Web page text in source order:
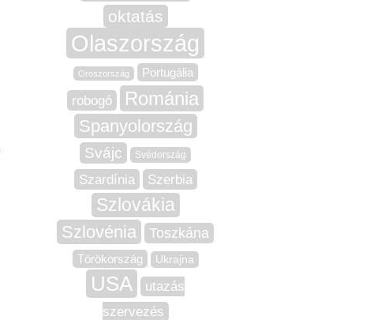
oktatás
Olaszország
Oroszország Portugália
robogó Románia
Spanyolország
Svájc Svédország
Szardínia Szerbia
Szlovákia
Szlovénia
Toszkána
Törökország Ukrajna
USA
utazás
szervezés